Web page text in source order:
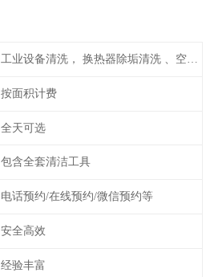
工业设备清洗， 换热器除垢清洗 、空调清洗等
按面积计费
全天可选
包含全套清洁工具
电话预约/在线预约/微信预约等
安全高效
经验丰富